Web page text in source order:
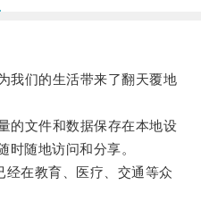
们的生活带来了翻天覆地
文件和数据保存在本地设
时随地访问和分享。
在教育、医疗、交通等众